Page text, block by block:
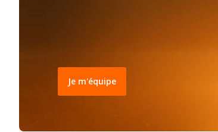
Je m'équipe